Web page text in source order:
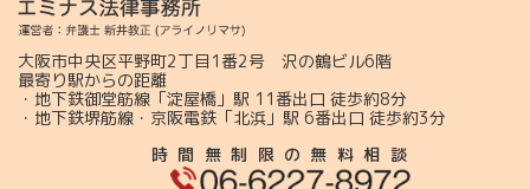
大阪市中央区平野町2丁目1番2号 沢の鶴ビル6階
最寄り駅からの距離
・地下鉄御堂筋線「淀屋橋」駅 11番出口 徒歩約8分
・地下鉄堺筋線・京阪電鉄「北浜」駅 6番出口 徒歩約3分
時間無制限の無料相談